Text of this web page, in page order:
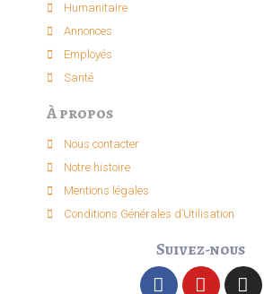
Humanitaire
Annonces
Employés
Santé
À propos
Nous contacter
Notre histoire
Mentions légales
Conditions Générales d’Utilisation
Suivez-nous